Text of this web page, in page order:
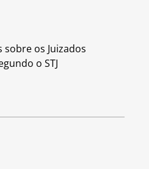
sobre os Juizados
o STJ